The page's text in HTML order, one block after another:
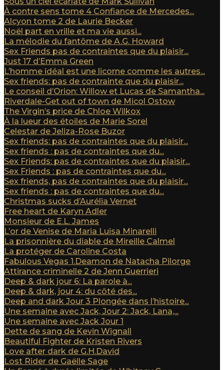
À contre sens tome 4 Confiance de Mercedes...
Alcyon tome 2 de Laurie Becker
Noël part en vrille et ma vie aussi...
La mélodie du fantôme de A.G. Howard
Sex Friends pas de contraintes que du plaisir...
Just 17 d’Emma Green
L’homme idéal est une licorne comme les autres...
Sex friends: pas de contrainte que du plaisir...
Le conseil d’Orion: Willow et Lucas de Samantha...
Riverdale-Get out of town de Micol Ostow
The Virgin’s price de Chloe Wilkox
À la lueur des étoiles de Marie Sorel
Celestar de Jeliza-Rose Buzor
Sex friends: pas de contraintes que du plaisir...
Sex friends : pas de contraintes que du...
Sex Friends: pas de contraintes que du plaisir...
Sex Friends : pas de contraintes que du...
Sex friends, pas de contraintes que du plaisir...
Sex friends : pas de contraintes que du...
Christmas sucks d’Aurélia Vernet
Free heart de Karyn Adler
Monsieur de E.L. James
L’or de Venise de Maria Luisa Minarelli
La prisonnière du diable de Mireille Calmel
La protéger de Caroline Costa
Fabulous Vegas 1.Deamon de Natacha Pilorge
Attirance criminelle 2 de Jenn Guerrieri
Deep & dark jour 6: La parole à...
Deep & dark, jour 4: du côté des...
Deep and dark Jour 3 Plongée dans l’histoire...
Une semaine avec Jack, Jour 2: Jack, Lana,...
Une semaine avec Jack Jour 1
Dette de sang de Kevin Wignall
Beautiful Fighter de Kristen Rivers
Love after dark de G.H.David
Lost Rider de Gaëlle Sage